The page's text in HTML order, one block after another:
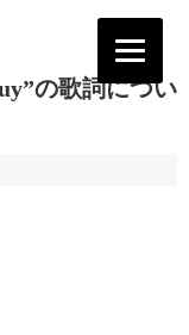
の歌詞につい